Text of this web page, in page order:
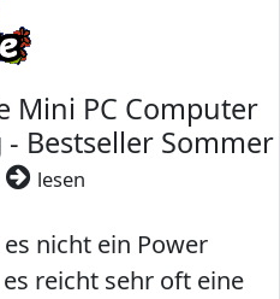
Mini PC Computer
Bestseller Sommer
lesen
nicht ein Power
reicht sehr oft eine